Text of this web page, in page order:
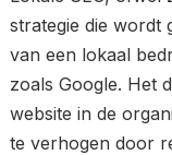
strategie die wordt
van een lokaal
zoals Google. Het
website in de
te verhogen door